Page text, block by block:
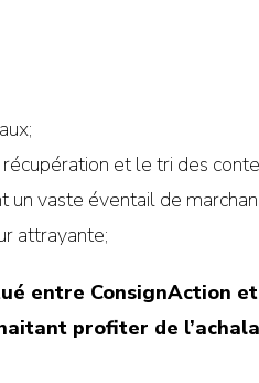
et le tri des
un vaste éventail de
attrayante;
entre ConsignAction
profiter de